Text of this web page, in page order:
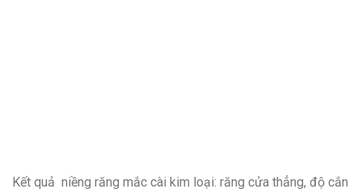
Kết quả niềng răng mắc cài kim loại: răng cửa thẳng, độ cắn